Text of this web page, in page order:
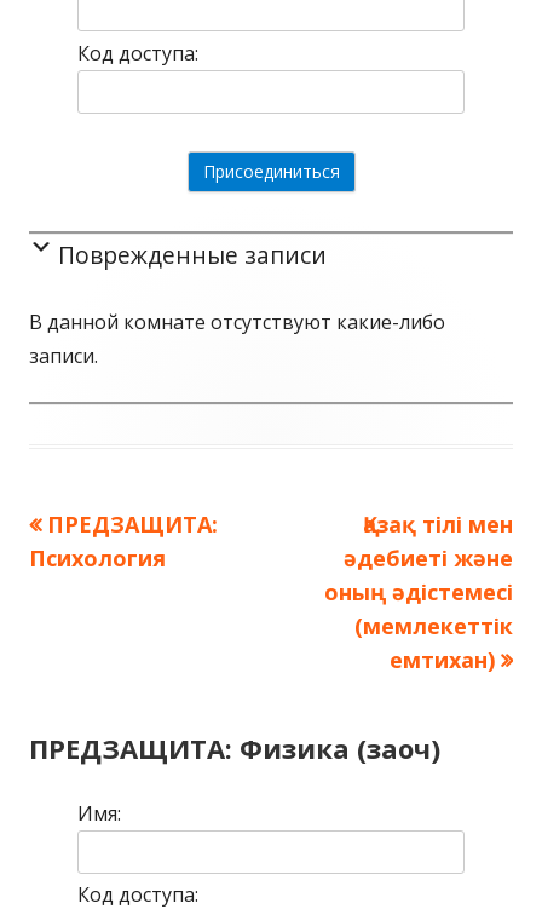
Код доступа:
Поврежденные записи
В данной комнате отсутствуют какие-либо
записи.
Навигация
Предыдущая
запись:
ПРЕДЗАЩИТА:
Психология
Следующая
запись:
Қазақ тілі мен
әдебиеті және
оның әдістемесі
(мемлекеттік
емтихан)
ПРЕДЗАЩИТА: Физика (заоч)
Имя:
Код доступа: